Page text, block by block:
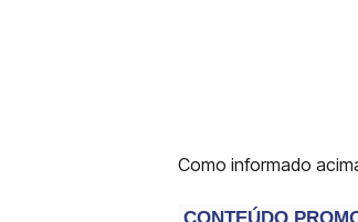
Como informado